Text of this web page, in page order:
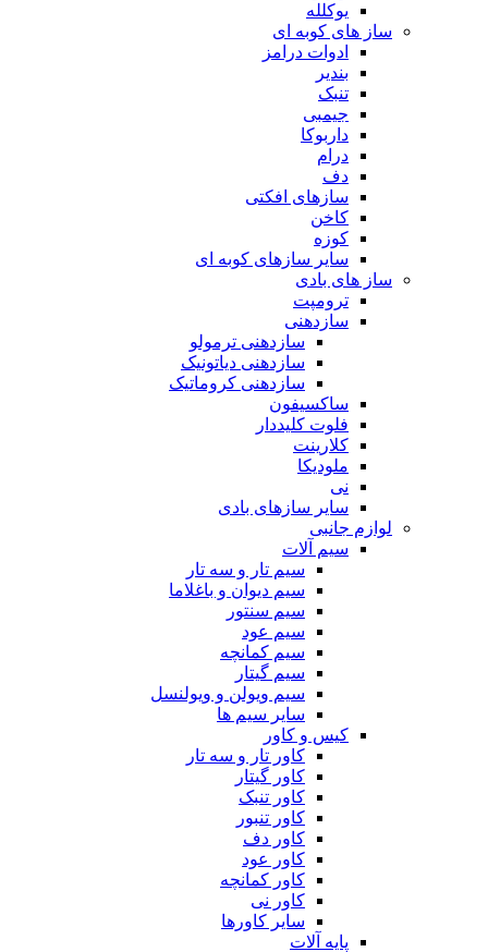
یوکلله
ساز های کوبه ای
ادوات درامز
بندیر
تنبک
جیمبی
داربوکا
درام
دف
سازهای افکتی
کاخن
کوزه
سایر سازهای کوبه ای
ساز های بادی
ترومپت
سازدهنی
سازدهنی ترمولو
سازدهنی دیاتونیک
سازدهنی کروماتیک
ساکسیفون
فلوت کلیددار
کلارینت
ملودیکا
نی
سایر سازهای بادی
لوازم جانبی
سیم آلات
سیم تار و سه تار
سیم دیوان و باغلاما
سیم سنتور
سیم عود
سیم کمانچه
سیم گیتار
سیم ویولن و ویولنسل
سایر سیم ها
کیس و کاور
کاور تار و سه تار
کاور گیتار
کاور تنبک
کاور تنبور
کاور دف
کاور عود
کاور کمانچه
کاور نی
سایر کاورها
پایه آلات